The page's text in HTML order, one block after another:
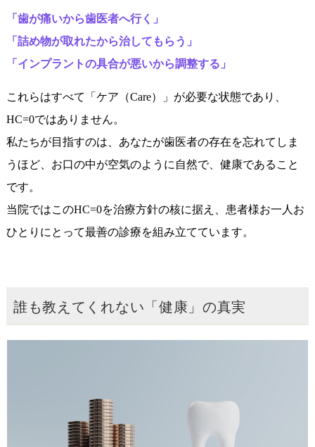
「歯が痛いから歯医者へ行く」
「詰め物が取れたから治してもらう」
「インプラントの具合が悪いから調整する」
これらはすべて「ケア（Care）」が必要な状態であり、
HC=0ではありません。
私たちが目指すのは、あなたが歯医者の存在を忘れてしま
うほど、お口の中が空気のように自然で、健康であること
です。
当院ではこのHC=0を治療方針の核に据え、患者様お一人お
ひとりにとって最善の診療を組み立てています。
誰も教えてくれない「健康」の真実